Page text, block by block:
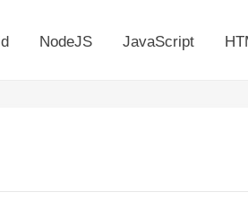
NodeJS JavaScript